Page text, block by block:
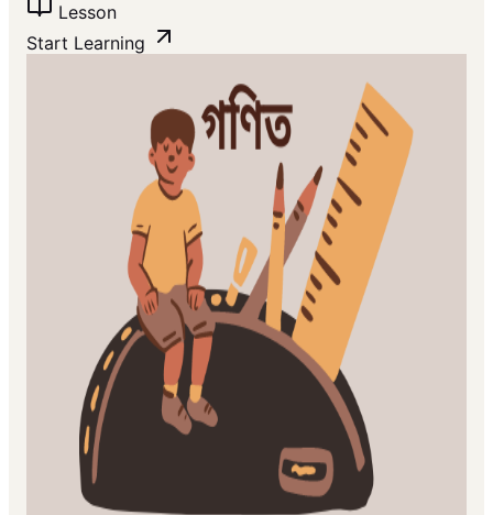
Lesson
Start Learning